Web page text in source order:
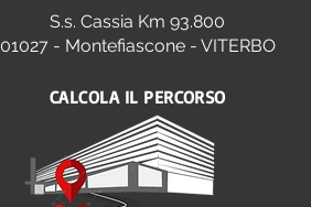
S.s. Cassia Km 93.800
01027 - Montefiascone - VITERBO
CALCOLA IL PERCORSO